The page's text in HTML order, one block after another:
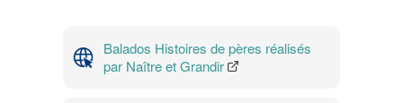
Balados Histoires de pères réalisés
par Naître et Grandir